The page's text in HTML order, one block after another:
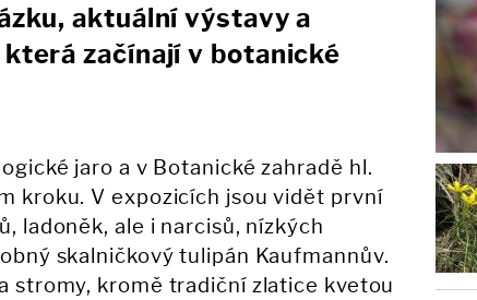
aktuální výstavy a
začínají v botanické
jaro a v Botanické zahradě hl.
kroku. V expozicích jsou vidět první
ladoněk, ale i narcisů, nízkých
skalničkový tulipán Kaufmannův.
stromy, kromě tradiční zlatice kvetou